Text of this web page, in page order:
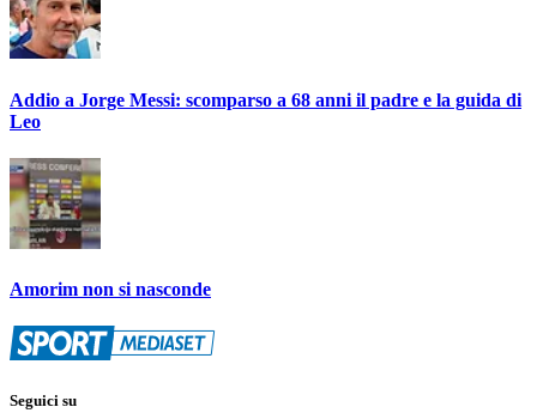
Addio a Jorge Messi: scomparso a 68 anni il padre e la guida di
Leo
Amorim non si nasconde
Seguici su